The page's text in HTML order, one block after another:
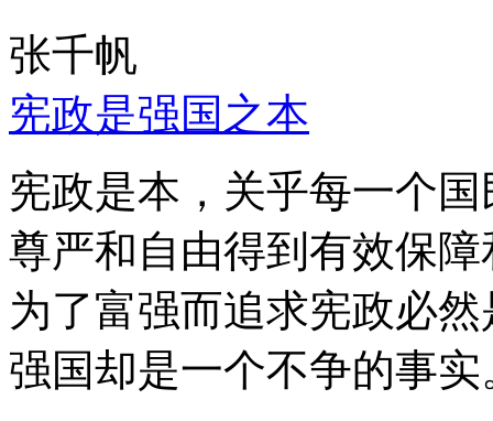
张千帆
宪政是强国之本
宪政是本，关乎每一个
尊严和自由得到有效保
为了富强而追求宪政必
强国却是一个不争的事实